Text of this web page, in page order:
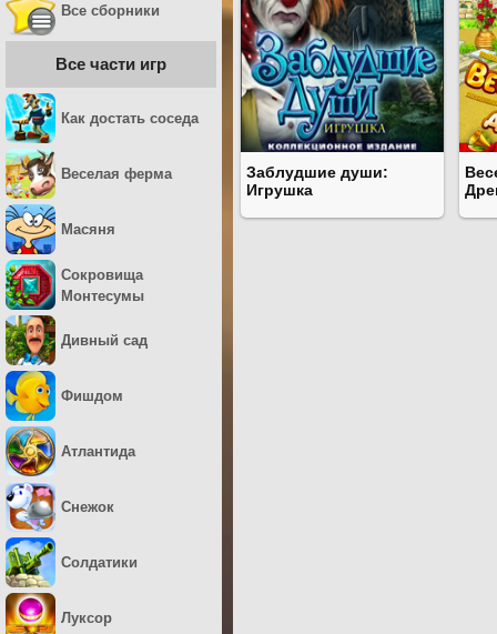
Заблудшие души:
Игрушка
Все сборники
Все части игр
Как достать соседа
Веселая ферма
Масяня
Сокровища
Монтесумы
Дивный сад
Фишдом
Атлантида
Снежок
Солдатики
Луксор